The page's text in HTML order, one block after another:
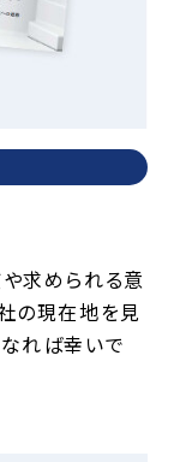
求められる意
の現在地を見
れば幸いで